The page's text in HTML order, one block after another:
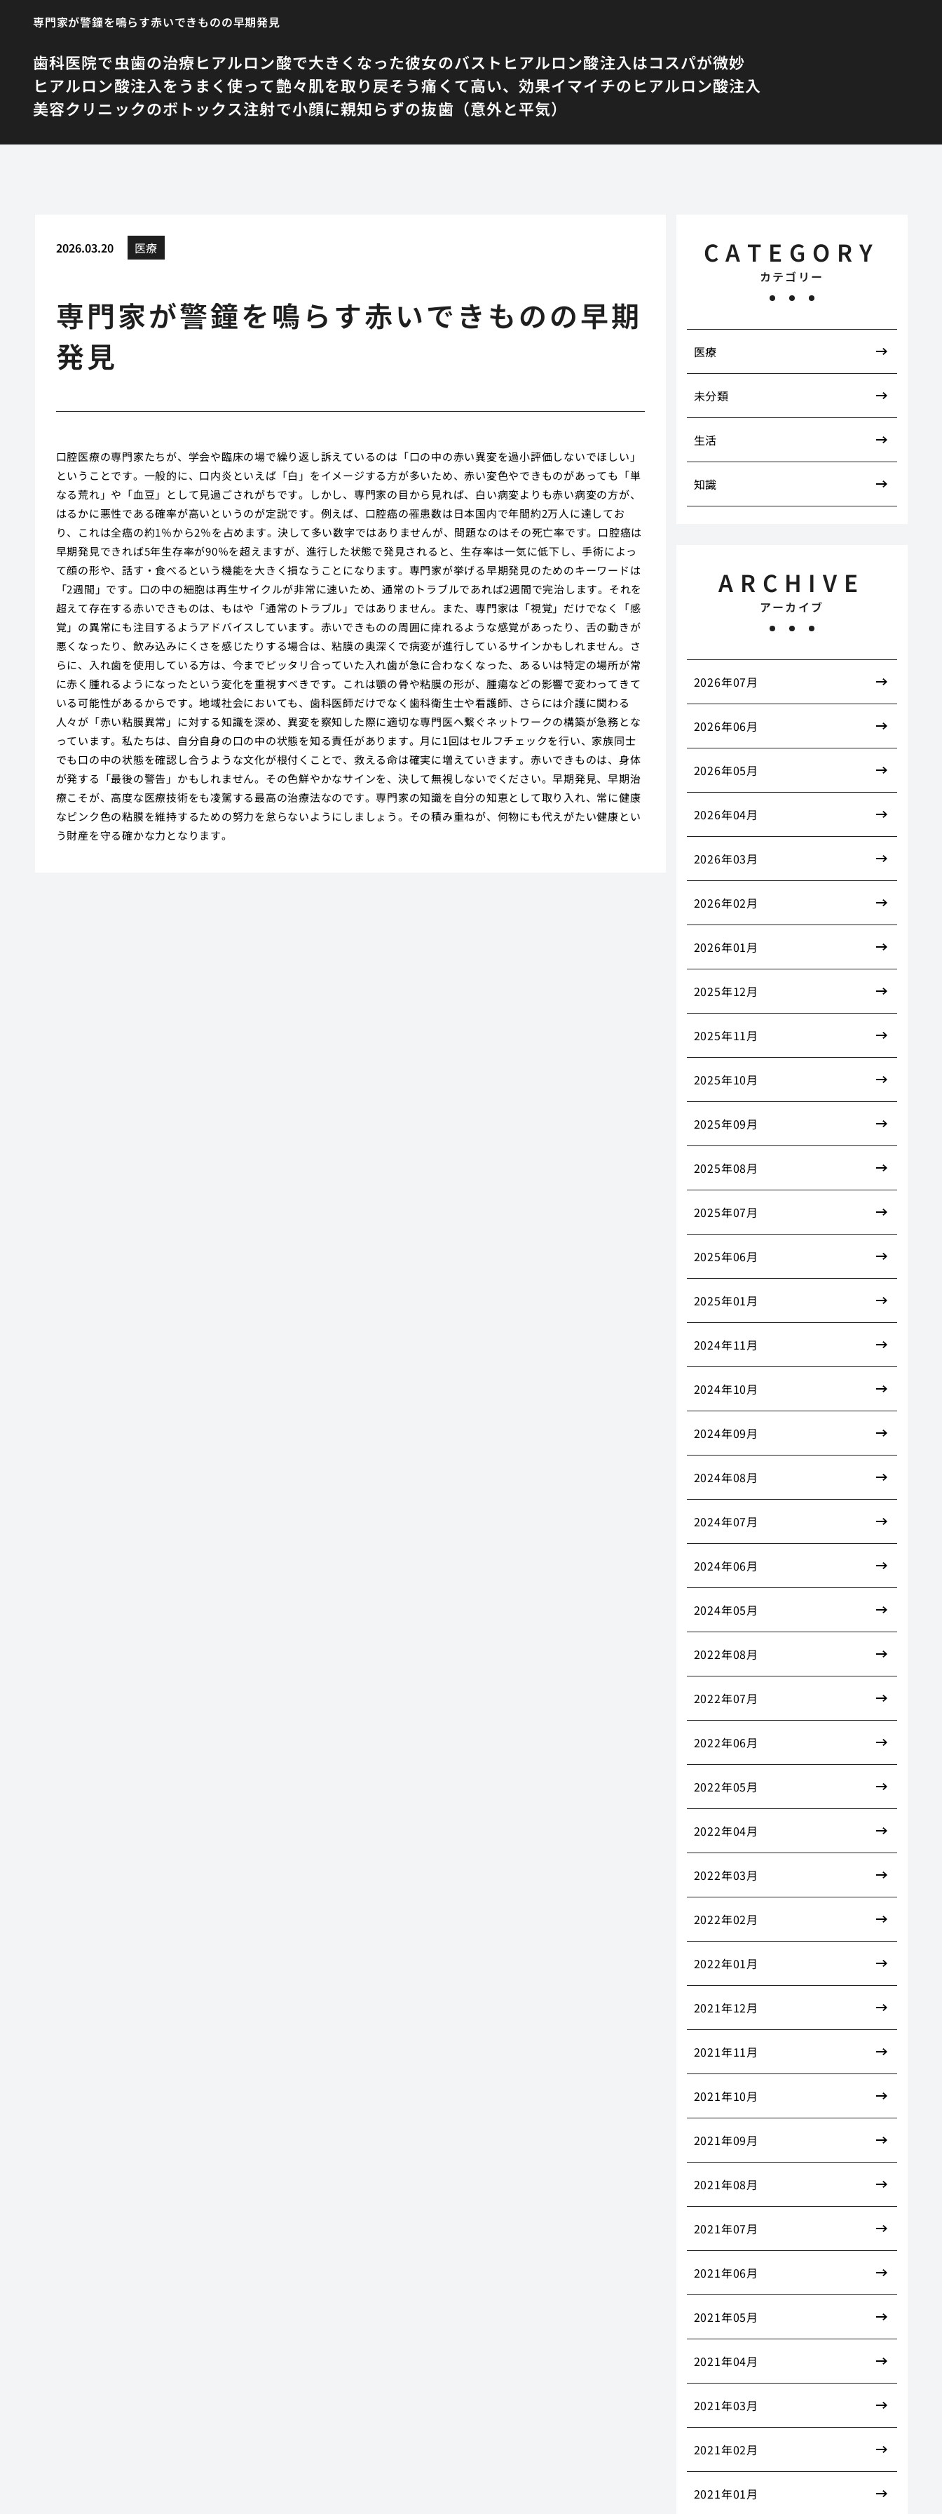
専門家が警鐘を鳴らす赤いできものの早期発見
歯科医院で虫歯の治療ヒアルロン酸で大きくなった彼女のバスト ヒアルロン酸注入はコスパが微妙
ヒアルロン酸注入をうまく使って艶々肌を取り戻そう痛くて高い、効果イマイチのヒアルロン酸注入
美容クリニックのボトックス注射で小顔に親知らずの抜歯（意外と平気）
2026.03.20 医療
専門家が警鐘を鳴らす赤いできものの早期
発見
口腔医療の専門家たちが、学会や臨床の場で繰り返し訴えているのは「口の中の赤い異変を過小評価しないでほしい」
ということです。一般的に、口内炎といえば「白」をイメージする方が多いため、赤い変色やできものがあっても「単
なる荒れ」や「血豆」として見過ごされがちです。しかし、専門家の目から見れば、白い病変よりも赤い病変の方が、
はるかに悪性である確率が高いというのが定説です。例えば、口腔癌の罹患数は日本国内で年間約2万人に達してお
り、これは全癌の約1％から2％を占めます。決して多い数字ではありませんが、問題なのはその死亡率です。口腔癌は
早期発見できれば5年生存率が90％を超えますが、進行した状態で発見されると、生存率は一気に低下し、手術によっ
て顔の形や、話す・食べるという機能を大きく損なうことになります。専門家が挙げる早期発見のためのキーワードは
「2週間」です。口の中の細胞は再生サイクルが非常に速いため、通常のトラブルであれば2週間で完治します。それを
超えて存在する赤いできものは、もはや「通常のトラブル」ではありません。また、専門家は「視覚」だけでなく「感
覚」の異常にも注目するようアドバイスしています。赤いできものの周囲に痺れるような感覚があったり、舌の動きが
悪くなったり、飲み込みにくさを感じたりする場合は、粘膜の奥深くで病変が進行しているサインかもしれません。さ
らに、入れ歯を使用している方は、今までピッタリ合っていた入れ歯が急に合わなくなった、あるいは特定の場所が常
に赤く腫れるようになったという変化を重視すべきです。これは顎の骨や粘膜の形が、腫瘍などの影響で変わってきて
いる可能性があるからです。地域社会においても、歯科医師だけでなく歯科衛生士や看護師、さらには介護に関わる
人々が「赤い粘膜異常」に対する知識を深め、異変を察知した際に適切な専門医へ繋ぐネットワークの構築が急務とな
っています。私たちは、自分自身の口の中の状態を知る責任があります。月に1回はセルフチェックを行い、家族同士
でも口の中の状態を確認し合うような文化が根付くことで、救える命は確実に増えていきます。赤いできものは、身体
が発する「最後の警告」かもしれません。その色鮮やかなサインを、決して無視しないでください。早期発見、早期治
療こそが、高度な医療技術をも凌駕する最高の治療法なのです。専門家の知識を自分の知恵として取り入れ、常に健康
なピンク色の粘膜を維持するための努力を怠らないようにしましょう。その積み重ねが、何物にも代えがたい健康とい
う財産を守る確かな力となります。
CATEGORY
カテゴリー
医療
未分類
生活
知識
ARCHIVE
アーカイブ
2026年07月
2026年06月
2026年05月
2026年04月
2026年03月
2026年02月
2026年01月
2025年12月
2025年11月
2025年10月
2025年09月
2025年08月
2025年07月
2025年06月
2025年01月
2024年11月
2024年10月
2024年09月
2024年08月
2024年07月
2024年06月
2024年05月
2022年08月
2022年07月
2022年06月
2022年05月
2022年04月
2022年03月
2022年02月
2022年01月
2021年12月
2021年11月
2021年10月
2021年09月
2021年08月
2021年07月
2021年06月
2021年05月
2021年04月
2021年03月
2021年02月
2021年01月